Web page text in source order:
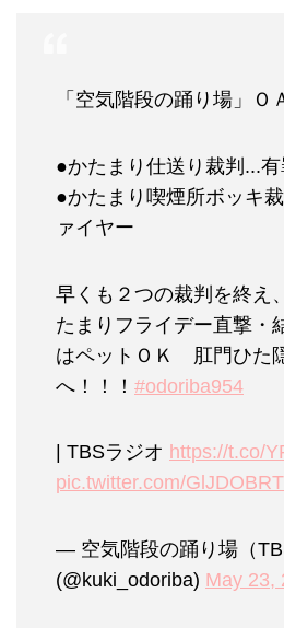
「空気階段の踊り場」Ｏ
●かたまり仕送り裁判...
●かたまり喫煙所ボッキ
ァイヤー
早くも２つの裁判を終え
たまりフライデー直撃・
はペットＯＫ 肛門ひた
へ！！！ #odoriba954
| TBSラジオ https://t.co/
pic.twitter.com/
— 空気階段の踊り場（
(@kuki_odoriba) May 23,